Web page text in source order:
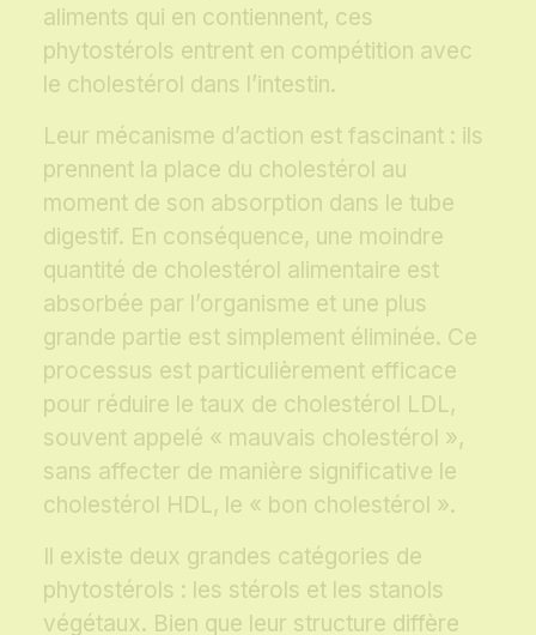
aliments qui en contiennent, ces
phytostérols entrent en compétition avec
le cholestérol dans l’intestin.
Leur mécanisme d’action est fascinant : ils
prennent la place du cholestérol au
moment de son absorption dans le tube
digestif. En conséquence, une moindre
quantité de cholestérol alimentaire est
absorbée par l’organisme et une plus
grande partie est simplement éliminée. Ce
processus est particulièrement efficace
pour réduire le taux de cholestérol LDL,
souvent appelé « mauvais cholestérol »,
sans affecter de manière significative le
cholestérol HDL, le « bon cholestérol ».
Il existe deux grandes catégories de
phytostérols : les stérols et les stanols
végétaux. Bien que leur structure diffère